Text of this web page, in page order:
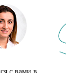
с вами в